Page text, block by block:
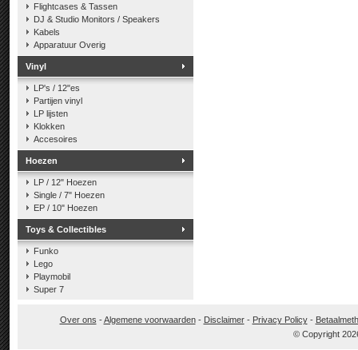
Flightcases & Tassen
DJ & Studio Monitors / Speakers
Kabels
Apparatuur Overig
Vinyl
LP's / 12"es
Partijen vinyl
LP lijsten
Klokken
Accesoires
Hoezen
LP / 12" Hoezen
Single / 7" Hoezen
EP / 10" Hoezen
Toys & Collectibles
Funko
Lego
Playmobil
Super 7
Over ons -Algemene voorwaarden- Disclaimer- Privacy Policy-
© Copyright